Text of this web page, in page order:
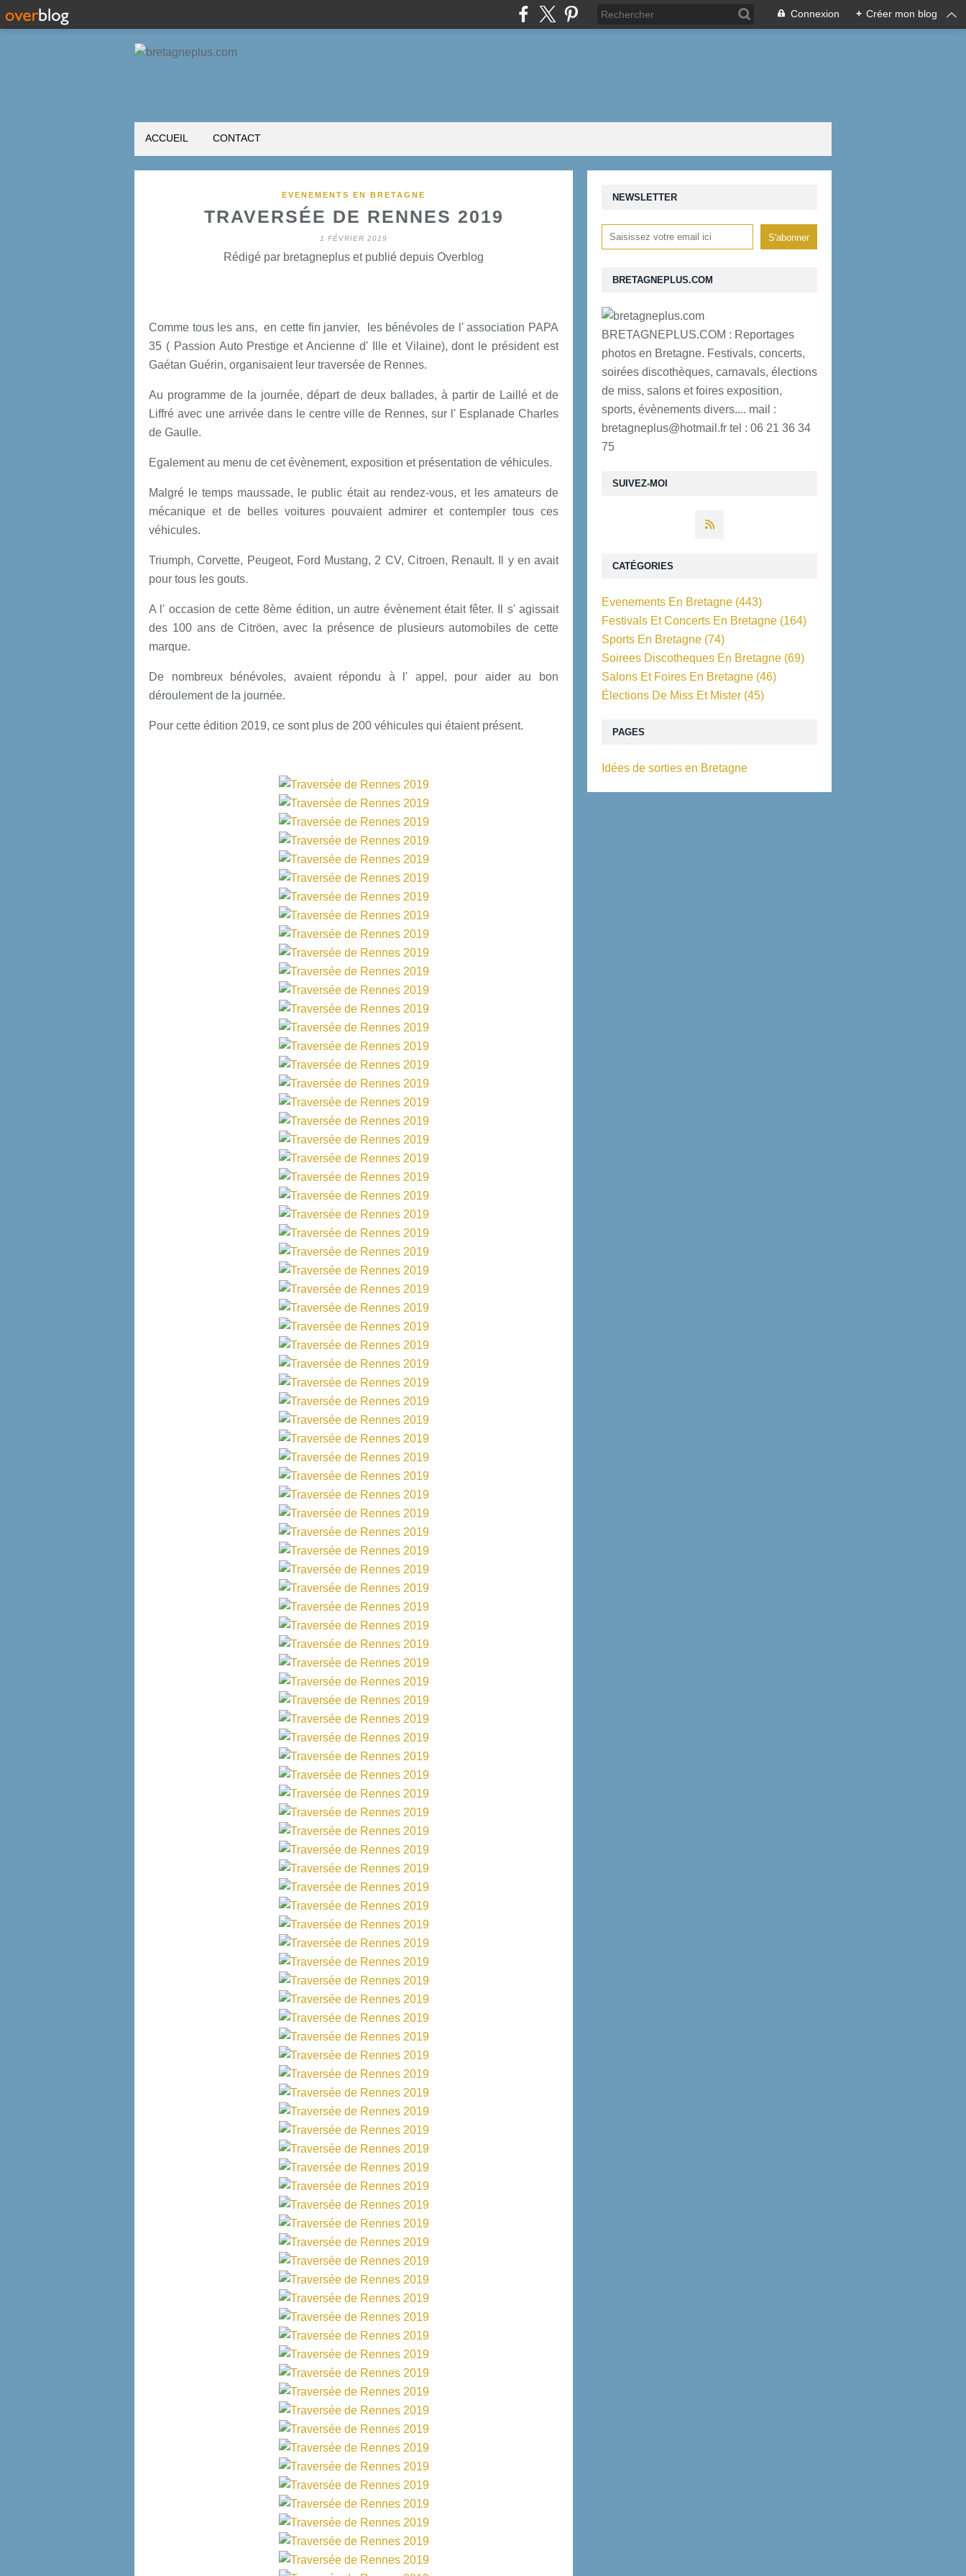
Connexion + Créer mon blog
ACCUEIL CONTACT
EVENEMENTS EN BRETAGNE
TRAVERSÉE DE RENNES 2019
1 FÉVRIER 2019
Rédigé par bretagneplus et publié depuis Overblog
Comme tous les ans, en cette fin janvier, les bénévoles de l' association PAPA
35 ( Passion Auto Prestige et Ancienne d' Ille et Vilaine), dont le président est
Gaétan Guérin, organisaient leur traversée de Rennes.
Au programme de la journée, départ de deux ballades, à partir de Laillé et de
Liffré avec une arrivée dans le centre ville de Rennes, sur l' Esplanade Charles
de Gaulle.
Egalement au menu de cet évènement, exposition et présentation de véhicules.
Malgré le temps maussade, le public était au rendez-vous, et les amateurs de
mécanique et de belles voitures pouvaient admirer et contempler tous ces
véhicules.
Triumph, Corvette, Peugeot, Ford Mustang, 2 CV, Citroen, Renault. Il y en avait
pour tous les gouts.
A l' occasion de cette 8ème édition, un autre évènement était fêter. Il s' agissait
des 100 ans de Citröen, avec la présence de plusieurs automobiles de cette
marque.
De nombreux bénévoles, avaient répondu à l' appel, pour aider au bon
déroulement de la journée.
Pour cette édition 2019, ce sont plus de 200 véhicules qui étaient présent.
NEWSLETTER
SUIVEZ-MOI
BRETAGNEPLUS.COM
BRETAGNEPLUS.COM : Reportages
photos en Bretagne. Festivals, concerts,
soirées discothèques, carnavals, élections
de miss, salons et foires exposition,
sports, évènements divers.... mail :
bretagneplus@hotmail.fr tel : 06 21 36 34
75
PAGES
Idées de sorties en Bretagne
CATÉGORIES
Evenements En Bretagne (443)
Festivals Et Concerts En Bretagne (164)
Sports En Bretagne (74)
Soirees Discotheques En Bretagne (69)
Salons Et Foires En Bretagne (46)
Élections De Miss Et Mister (45)